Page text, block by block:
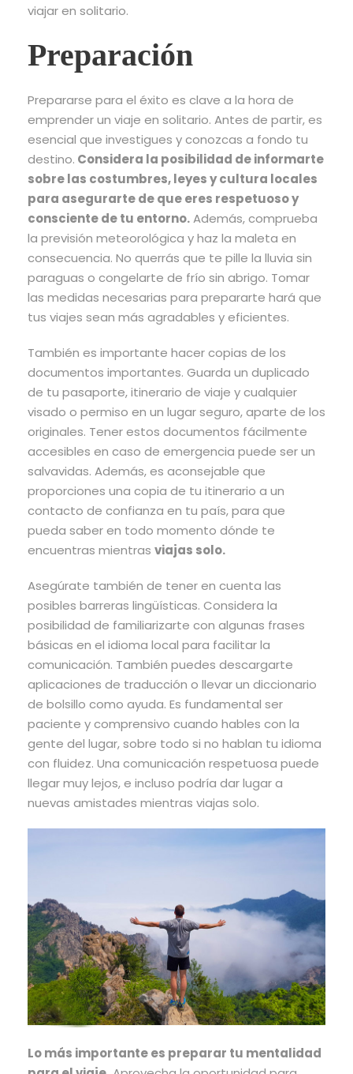
viajar en solitario.
Preparación
Prepararse para el éxito es clave a la hora de
emprender un viaje en solitario. Antes de partir, es
esencial que investigues y conozcas a fondo tu
destino. Considera la posibilidad de informarte
sobre las costumbres, leyes y cultura locales
para asegurarte de que eres respetuoso y
consciente de tu entorno.Además, comprueba
la previsión meteorológica y haz la maleta en
consecuencia. No querrás que te pille la lluvia sin
paraguas o congelarte de frío sin abrigo. Tomar
las medidas necesarias para prepararte hará que
tus viajes sean más agradables y eficientes.
También es importante hacer copias de los
documentos importantes. Guarda un duplicado
de tu pasaporte, itinerario de viaje y cualquier
visado o permiso en un lugar seguro, aparte de los
originales. Tener estos documentos fácilmente
accesibles en caso de emergencia puede ser un
salvavidas. Además, es aconsejable que
proporciones una copia de tu itinerario a un
contacto de confianza en tu país, para que
pueda saber en todo momento dónde te
encuentras mientras viajas solo.
Asegúrate también de tener en cuenta las
posibles barreras lingüísticas. Considera la
posibilidad de familiarizarte con algunas frases
básicas en el idioma local para facilitar la
comunicación. También puedes descargarte
aplicaciones de traducción o llevar un diccionario
de bolsillo como ayuda. Es fundamental ser
paciente y comprensivo cuando hables con la
gente del lugar, sobre todo si no hablan tu idioma
con fluidez. Una comunicación respetuosa puede
llegar muy lejos, e incluso podría dar lugar a
nuevas amistades mientras viajas solo.
Lo más importante es preparar tu mentalidad